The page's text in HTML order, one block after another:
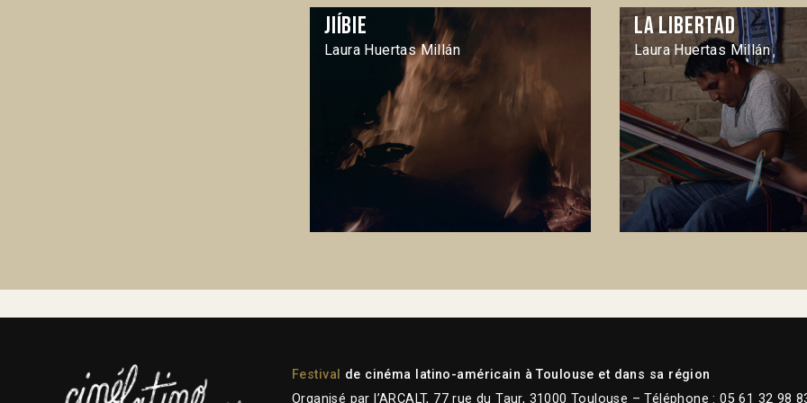
Jiíbie
Laura Huertas Millán
La Libertad
Laura Huertas Millán
Festival
de cinéma latino-américain à Toulouse et dans sa région
Organisé par l’ARCALT, 77 rue du Taur, 31000 Toulouse – Téléphone : 05 61 32 98